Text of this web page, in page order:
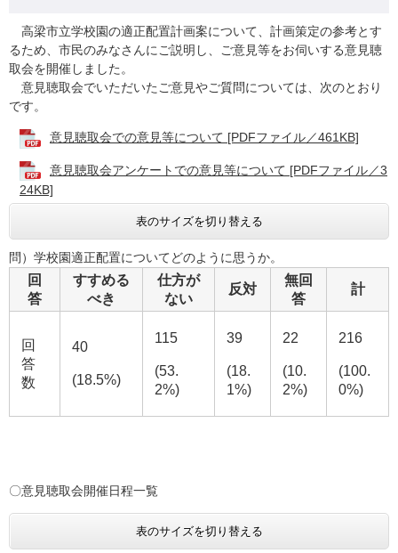
高梁市立学校園の適正配置計画案について、計画策定の参考とす
るため、市民のみなさんにご説明し、ご意見等をお伺いする意見聴
取会を開催しました。
意見聴取会でいただいたご意見やご質問については、次のとおり
です。
意見聴取会での意見等について [PDFファイル／461KB]
意見聴取会アンケートでの意見等について [PDFファイル／3
24KB]
表のサイズを切り替える
問）学校園適正配置についてどのように思うか。
回
答
すすめる
べき
仕方が
ない
反対
無回
答
計
回
答
数
40
(18.5%)
115
(53.
2%)
39
(18.
1%)
22
(10.
2%)
216
(100.
0%)
​〇意見聴取会開催日程一覧
表のサイズを切り替える